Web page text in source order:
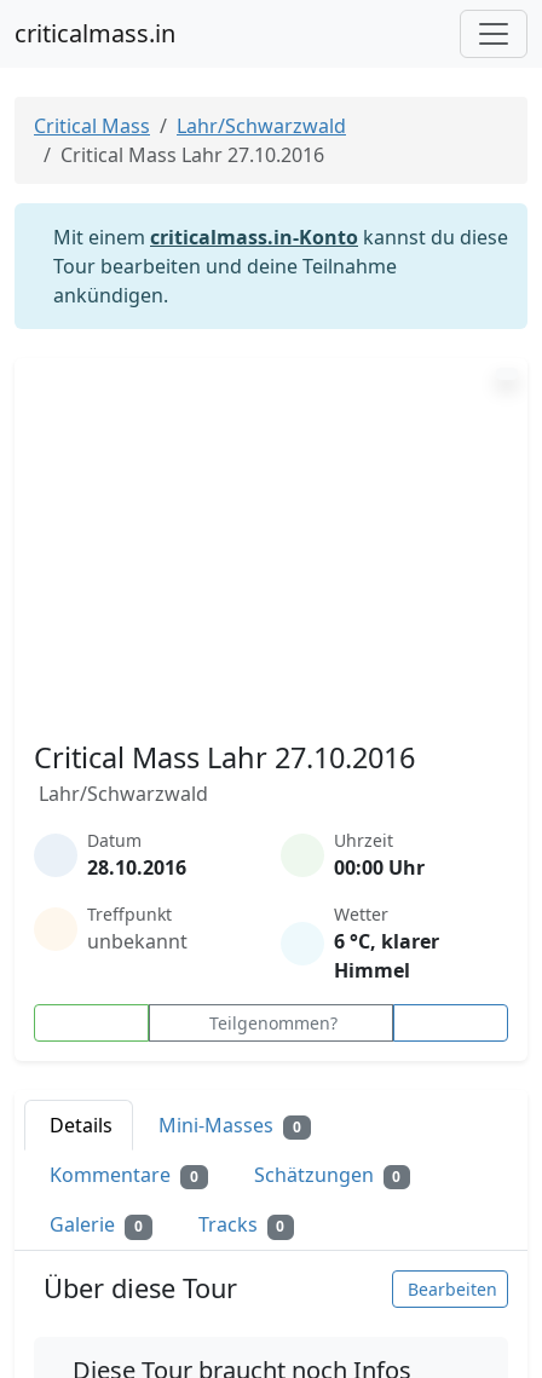
criticalmass.in
Critical Mass
Lahr/Schwarzwald
Critical Mass Lahr 27.10.2016
Mit einem criticalmass.in-Konto kannst du diese
Tour bearbeiten und deine Teilnahme
ankündigen.
Critical Mass Lahr 27.10.2016
Lahr/Schwarzwald
Datum
28.10.2016
Uhrzeit
00:00 Uhr
Treffpunkt
unbekannt
Wetter
6 °C, klarer
Himmel
Teilgenommen?
Details Mini-Masses 0
Kommentare 0 Schätzungen 0
Galerie 0 Tracks 0
Über diese Tour Bearbeiten
Diese Tour braucht noch Infos